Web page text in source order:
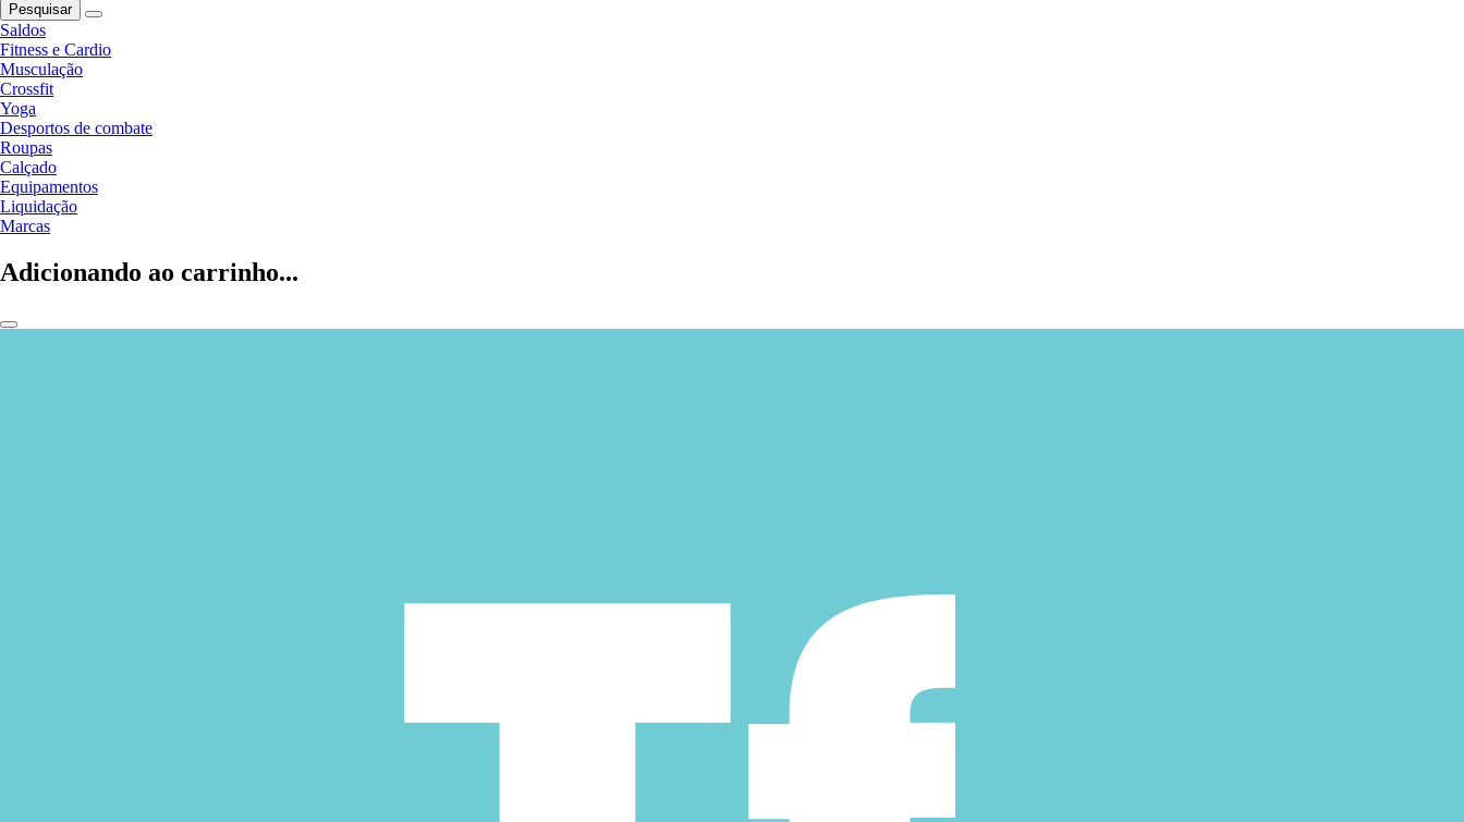
Pesquisar
Saldos
Fitness e Cardio
Musculação
Crossfit
Yoga
Desportos de combate
Roupas
Calçado
Equipamentos
Liquidação
Marcas
Adicionando ao carrinho...